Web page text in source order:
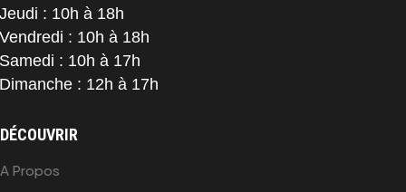
Jeudi : 10h à 18h
Vendredi : 10h à 18h
Samedi : 10h à 17h
Dimanche : 12h à 17h
DÉCOUVRIR
A Propos